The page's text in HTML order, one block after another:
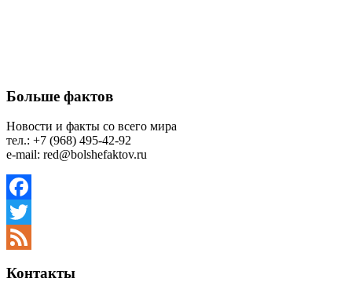
Больше фактов
Новости и факты со всего мира
тел.: +7 (968) 495-42-92
e-mail: red@bolshefaktov.ru
Facebook
Twitter
Контакты